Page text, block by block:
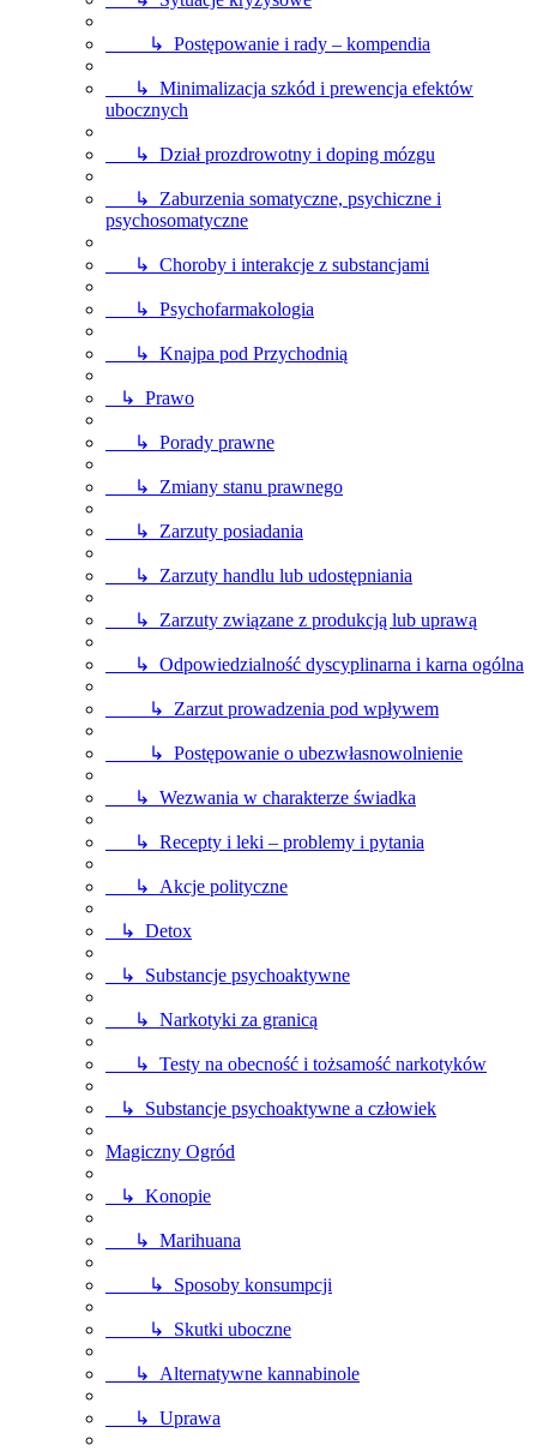
↳ Postępowanie i rady – kompendia
↳ Minimalizacja szkód i prewencja efektów
ubocznych
↳ Dział prozdrowotny i doping mózgu
↳ Zaburzenia somatyczne, psychiczne i
psychosomatyczne
↳ Choroby i interakcje z substancjami
↳ Psychofarmakologia
↳ Knajpa pod Przychodnią
↳ Prawo
↳ Porady prawne
↳ Zmiany stanu prawnego
↳ Zarzuty posiadania
↳ Zarzuty handlu lub udostępniania
↳ Zarzuty związane z produkcją lub uprawą
↳ Odpowiedzialność dyscyplinarna i karna ogólna
↳ Zarzut prowadzenia pod wpływem
↳ Postępowanie o ubezwłasnowolnienie
↳ Wezwania w charakterze świadka
↳ Recepty i leki – problemy i pytania
↳ Akcje polityczne
↳ Detox
↳ Substancje psychoaktywne
↳ Narkotyki za granicą
↳ Testy na obecność i tożsamość narkotyków
↳ Substancje psychoaktywne a człowiek
Magiczny Ogród
↳ Konopie
↳ Marihuana
↳ Sposoby konsumpcji
↳ Skutki uboczne
↳ Alternatywne kannabinole
↳ Uprawa